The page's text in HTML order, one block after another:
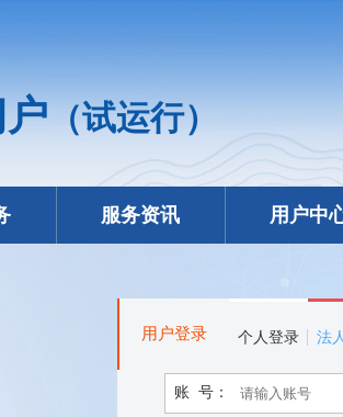
（试运行）
服务资讯 用户中
用户登录 个人登录 法
账 号：